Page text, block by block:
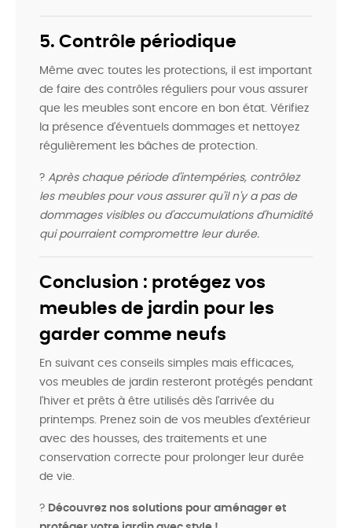
5. Contrôle périodique
Même avec toutes les protections, il est important
de faire des contrôles réguliers pour vous assurer
que les meubles sont encore en bon état. Vérifiez
la présence d'éventuels dommages et nettoyez
régulièrement les bâches de protection.
? Après chaque période d'intempéries, contrôlez
les meubles pour vous assurer qu'il n'y a pas de
dommages visibles ou d'accumulations d'humidité
qui pourraient compromettre leur durée.
Conclusion : protégez vos
meubles de jardin pour les
garder comme neufs
En suivant ces conseils simples mais efficaces,
vos meubles de jardin resteront protégés pendant
l'hiver et prêts à être utilisés dès l'arrivée du
printemps. Prenez soin de vos meubles d'extérieur
avec des housses, des traitements et une
conservation correcte pour prolonger leur durée
de vie.
? Découvrez nos solutions pour aménager et